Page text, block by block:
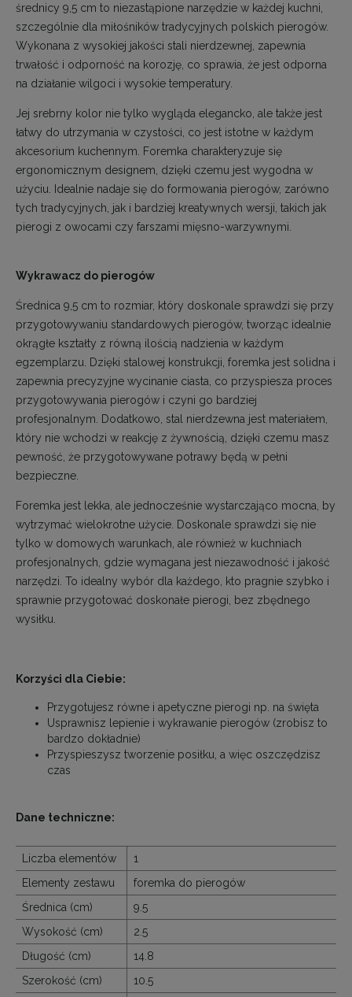
średnicy 9,5 cm to niezastąpione narzędzie w każdej kuchni,
szczególnie dla miłośników tradycyjnych polskich pierogów.
Wykonana z wysokiej jakości stali nierdzewnej, zapewnia
trwałość i odporność na korozję, co sprawia, że jest odporna
na działanie wilgoci i wysokie temperatury.
Jej srebrny kolor nie tylko wygląda elegancko, ale także jest
łatwy do utrzymania w czystości, co jest istotne w każdym
akcesorium kuchennym. Foremka charakteryzuje się
ergonomicznym designem, dzięki czemu jest wygodna w
użyciu. Idealnie nadaje się do formowania pierogów, zarówno
tych tradycyjnych, jak i bardziej kreatywnych wersji, takich jak
pierogi z owocami czy farszami mięsno-warzywnymi.
Wykrawacz do pierogów
Średnica 9,5 cm to rozmiar, który doskonale sprawdzi się przy
przygotowywaniu standardowych pierogów, tworząc idealnie
okrągłe kształty z równą ilością nadzienia w każdym
egzemplarzu. Dzięki stalowej konstrukcji, foremka jest solidna i
zapewnia precyzyjne wycinanie ciasta, co przyspiesza proces
przygotowywania pierogów i czyni go bardziej
profesjonalnym. Dodatkowo, stal nierdzewna jest materiałem,
który nie wchodzi w reakcję z żywnością, dzięki czemu masz
pewność, że przygotowywane potrawy będą w pełni
bezpieczne.
Foremka jest lekka, ale jednocześnie wystarczająco mocna, by
wytrzymać wielokrotne użycie. Doskonale sprawdzi się nie
tylko w domowych warunkach, ale również w kuchniach
profesjonalnych, gdzie wymagana jest niezawodność i jakość
narzędzi. To idealny wybór dla każdego, kto pragnie szybko i
sprawnie przygotować doskonałe pierogi, bez zbędnego
wysiłku.
Korzyści dla Ciebie:
Przygotujesz równe i apetyczne pierogi np. na święta
Usprawnisz lepienie i wykrawanie pierogów (zrobisz to
bardzo dokładnie)
Przyspieszysz tworzenie posiłku, a więc oszczędzisz
czas
Dane techniczne:
Liczba elementów
1
Elementy zestawu
foremka do pierogów
Średnica (cm)
9.5
Wysokość (cm)
2.5
Długość (cm)
14.8
Szerokość (cm)
10.5